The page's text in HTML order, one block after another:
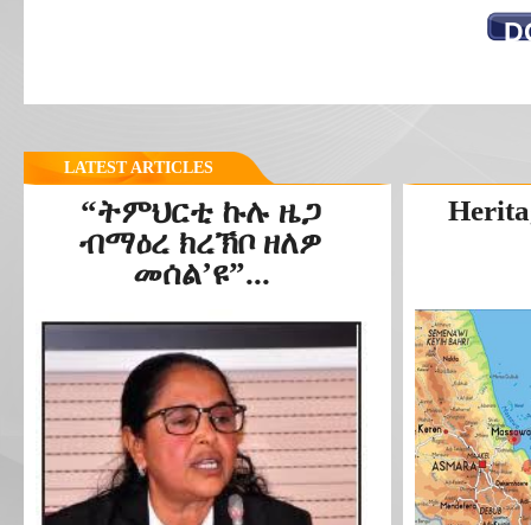
LATEST ARTICLES
“ትምህርቲ ኩሉ ዜጋ
ብማዕረ ክረኽቦ ዘለዎ
መሰል’ዩ”...